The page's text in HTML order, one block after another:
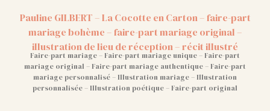
Pauline GILBERT – La Cocotte en Carton – faire-part
mariage bohème – faire-part mariage original –
illustration de lieu de réception – récit illustré
Faire-part mariage – Faire-part mariage unique – Faire-part
mariage original – Faire-part mariage authentique – Faire-part
mariage personnalisé – Illustration mariage – Illustration
personnalisée – Illustration poétique – Faire-part original